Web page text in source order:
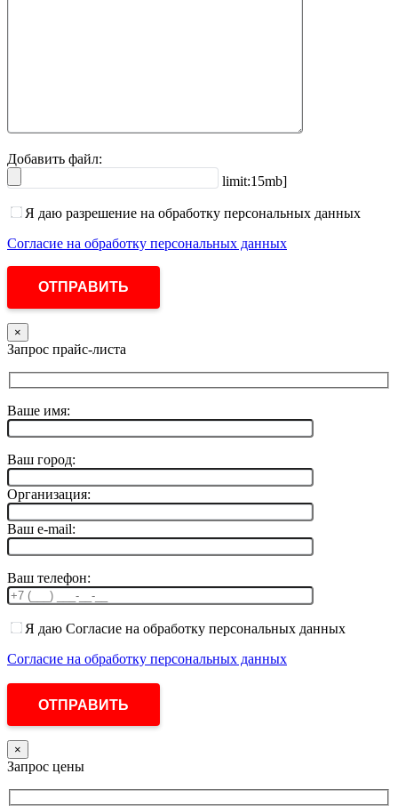
Добавить файл:
limit:15mb]
Я даю разрешение на обработку персональных данных
Согласие на обработку персональных данных
×
Запрос прайс-листа
Ваше имя:
Ваш город:
Организация:
Ваш e-mail:
Ваш телефон:
Я даю Согласие на обработку персональных данных
Согласие на обработку персональных данных
×
Запрос цены